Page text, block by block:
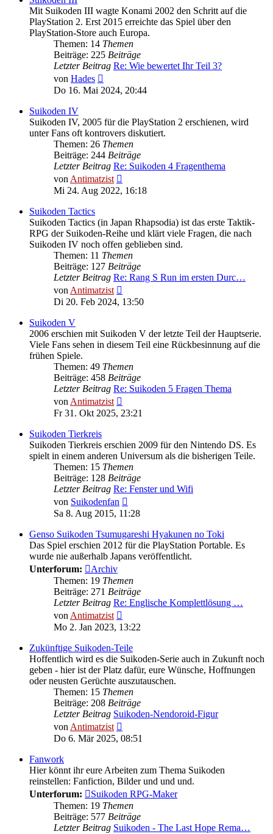
Mit Suikoden III wagte Konami 2002 den Schritt auf die
PlayStation 2. Erst 2015 erreichte das Spiel über den
PlayStation-Store auch Europa.
Themen: 14 Themen
Beiträge: 225 Beiträge
Letzter Beitrag Re: Wie bewertet Ihr Teil 3?
von Hades
Beitrag
Do 16. Mai 2024, 20:44
Suikoden IV
Suikoden IV, 2005 für die PlayStation 2 erschienen, wird
unter Fans oft kontrovers diskutiert.
Themen: 26 Themen
Beiträge: 244 Beiträge
Letzter Beitrag Re: Suikoden 4 Fragenthema
vonAntimatzist
Beitrag
Mi 24. Aug 2022, 16:18
Suikoden Tactics
Suikoden Tactics (in Japan Rhapsodia) ist das erste Taktik-
RPG der Suikoden-Reihe und klärt viele Fragen, die nach
Suikoden IV noch offen geblieben sind.
Themen: 11 Themen
Beiträge: 127 Beiträge
Letzter Beitrag Re: Rang S Run im ersten Durc…
vonAntimatzist
Beitrag
Di 20. Feb 2024, 13:50
Suikoden V
2006 erschien mit Suikoden V der letzte Teil der Hauptserie.
Viele Fans sehen in diesem Teil eine Rückbesinnung auf die
frühen Spiele.
Themen: 49 Themen
Beiträge: 458 Beiträge
Letzter Beitrag Re: Suikoden 5 Fragen Thema
vonAntimatzist
Beitrag
Fr 31. Okt 2025, 23:21
Suikoden Tierkreis
Suikoden Tierkreis erschien 2009 für den Nintendo DS. Es
spielt in einem anderen Universum als die bisherigen Teile.
Themen: 15 Themen
Beiträge: 128 Beiträge
Letzter Beitrag Re: Fenster und Wifi
von Suikodenfan
Beitrag
Sa 8. Aug 2015, 11:28
Genso Suikoden Tsumugareshi Hyakunen no Toki
Das Spiel erschien 2012 für die PlayStation Portable. Es
wurde nie außerhalb Japans veröffentlicht.
Unterforum:
Archiv
Themen: 19 Themen
Beiträge: 271 Beiträge
Letzter Beitrag Re: Englische Komplettlösung …
vonAntimatzist
Beitrag
Mo 2. Jan 2023, 13:22
Zukünftige Suikoden-Teile
Hoffentlich wird es die Suikoden-Serie auch in Zukunft noch
geben - hier ist der Platz dafür, eure Wünsche, Hoffnungen
oder neusten Gerüchte auszutauschen.
Themen: 15 Themen
Beiträge: 208 Beiträge
Letzter Beitrag Suikoden-Nendoroid-Figur
vonAntimatzist
Beitrag
Do 6. Mär 2025, 08:51
Fanwork
Hier könnt ihr eure Arbeiten zum Thema Suikoden
reinstellen: Fanfiction, Bilder und und und.
Unterforum:
Suikoden RPG-Maker
Themen: 19 Themen
Beiträge: 577 Beiträge
Letzter Beitrag Suikoden - The Last Hope Rema…